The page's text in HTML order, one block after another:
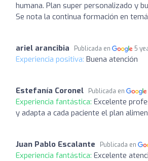
humana. Plan super personalizado y
Se nota la continua formación en
ariel arancibia Publicada en 5
Experiencia positiva: Buena atención
Estefanía Coronel Publicada en
Experiencia fantástica: Excelente
y adapta a cada paciente el plan
Juan Pablo Escalante Publicada en
Experiencia fantástica: Excelente